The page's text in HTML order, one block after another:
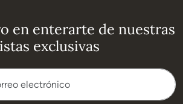
en enterarte de nuestras
exclusivas
boletín